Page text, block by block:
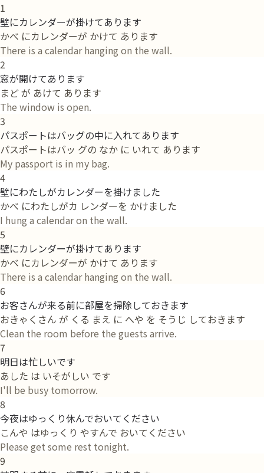
1
壁にカレンダーが掛けてあります
かべ にカレンダーが かけて あります
There is a calendar hanging on the wall.
2
窓が開けてあります
まど が あけて あります
The window is open.
3
パスポートはバッグの中に入れてあります
パスポートはバッ グの なか に いれて あります
My passport is in my bag.
4
壁にわたしがカレンダーを掛けました
かべ にわたしがカ レンダーを かけました
I hung a calendar on the wall.
5
壁にカレンダーが掛けてあります
かべ にカレンダーが かけて あります
There is a calendar hanging on the wall.
6
お客さんが来る前に部屋を掃除しておきます
おきゃくさん が くる まえ に へや を そうじ しておきます
Clean the room before the guests arrive.
7
明日は忙しいです
あした は いそがしい です
I'll be busy tomorrow.
8
今夜はゆっくり休んでおいてください
こんや はゆっくり やすんで おいてください
Please get some rest tonight.
9